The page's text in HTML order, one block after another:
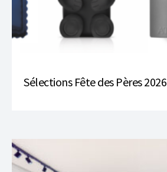
Sélections Fête des Pères 2026